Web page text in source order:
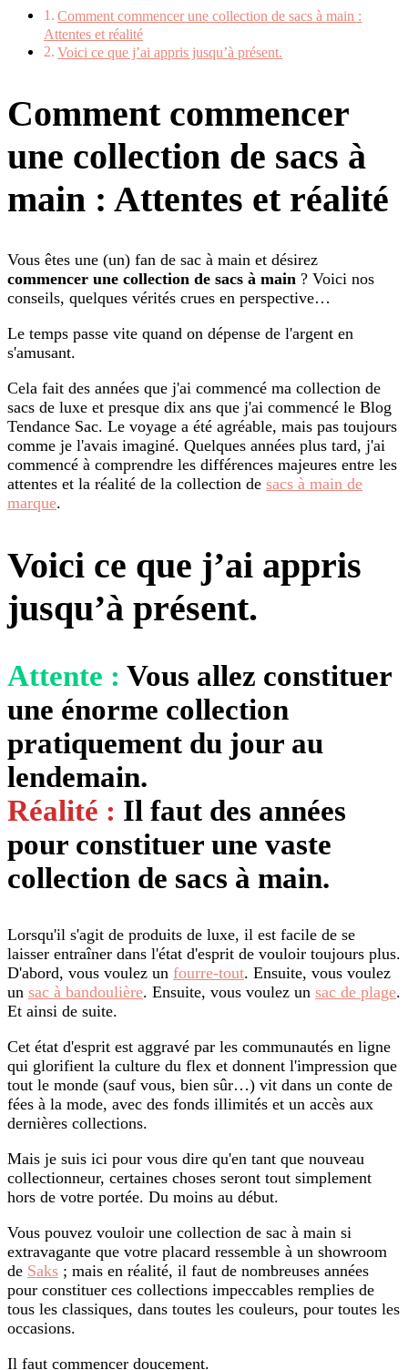
Comment commencer une collection de sacs à main :
Attentes et réalité
Voici ce que j’ai appris jusqu’à présent.
Comment commencer
une collection de sacs à
main : Attentes et réalité
Vous êtes une (un) fan de sac à main et désirez
commencer une collection de sacs à main ? Voici nos
conseils, quelques vérités crues en perspective…
Le temps passe vite quand on dépense de l'argent en
s'amusant.
Cela fait des années que j'ai commencé ma collection de
sacs de luxe et presque dix ans que j'ai commencé le Blog
Tendance Sac. Le voyage a été agréable, mais pas toujours
comme je l'avais imaginé. Quelques années plus tard, j'ai
commencé à comprendre les différences majeures entre les
attentes et la réalité de la collection de sacs à main de
marque.
Voici ce que j’ai appris
jusqu’à présent.
Attente : Vous allez constituer
une énorme collection
pratiquement du jour au
lendemain.
Réalité : Il faut des années
pour constituer une vaste
collection de sacs à main.
Lorsqu'il s'agit de produits de luxe, il est facile de se
laisser entraîner dans l'état d'esprit de vouloir toujours plus.
D'abord, vous voulez un fourre-tout. Ensuite, vous voulez
un sac à bandoulière. Ensuite, vous voulez un sac de plage.
Et ainsi de suite.
Cet état d'esprit est aggravé par les communautés en ligne
qui glorifient la culture du flex et donnent l'impression que
tout le monde (sauf vous, bien sûr…) vit dans un conte de
fées à la mode, avec des fonds illimités et un accès aux
dernières collections.
Mais je suis ici pour vous dire qu'en tant que nouveau
collectionneur, certaines choses seront tout simplement
hors de votre portée. Du moins au début.
Vous pouvez vouloir une collection de sac à main si
extravagante que votre placard ressemble à un showroom
de Saks ; mais en réalité, il faut de nombreuses années
pour constituer ces collections impeccables remplies de
tous les classiques, dans toutes les couleurs, pour toutes les
occasions.
Il faut commencer doucement.